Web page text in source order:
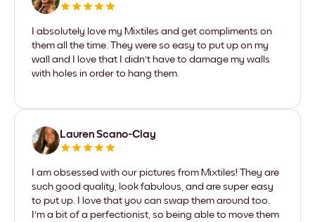
I absolutely love my Mixtiles and get compliments on
them all the time. They were so easy to put up on my
wall and I love that I didn't have to damage my walls
with holes in order to hang them.
Lauren Scano-Clay
I am obsessed with our pictures from Mixtiles! They are
such good quality, look fabulous, and are super easy
to put up. I love that you can swap them around too.
I'm a bit of a perfectionist, so being able to move them